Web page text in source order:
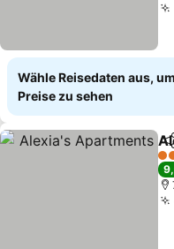
Wähle Reisedaten aus,
Preise zu sehen
3